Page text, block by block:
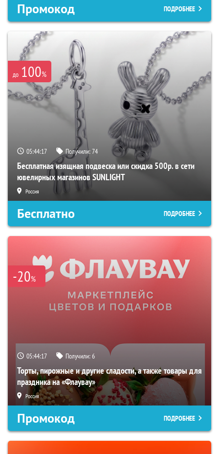
Промокод ПОДРОБНЕЕ
до 100%
05:44:16 Получили:74
Бесплатная изящная подвеска или скидка 500р. в сети
ювелирных магазинов SUNLIGHT
Россия
Бесплатно ПОДРОБНЕЕ
-20%
05:44:16 Получили:6
Торты, пирожные и другие сладости, а также товары для
праздника на «Флаувау»
Россия
Промокод ПОДРОБНЕЕ